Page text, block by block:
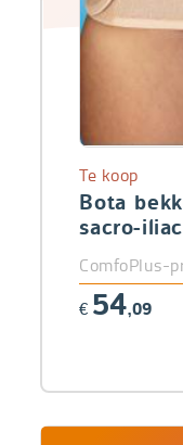
Bota
sacro-
Te koop
ComfoPlus-
€ 54,09